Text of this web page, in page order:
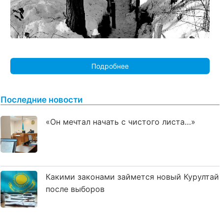
Подробнее
Последние новости
«Он мечтал начать с чистого листа…»
Какими законами займется новый Курултай
после выборов